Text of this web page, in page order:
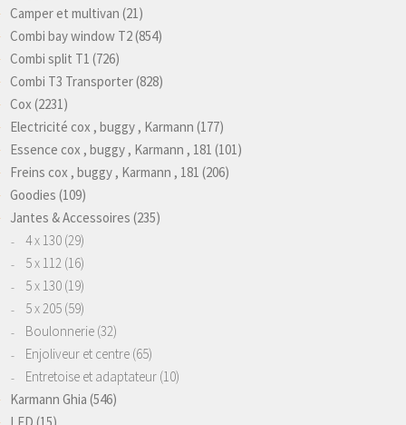
Camper et multivan (21)
Combi bay window T2(854)
Combi split T1 (726)
Combi T3 Transporter(828)
Cox(2231)
Electricité cox , buggy , Karmann (177)
Essence cox , buggy , Karmann , 181 (101)
Freins cox , buggy , Karmann , 181 (206)
Goodies (109)
Jantes & Accessoires (235)
4 x 130 (29)
5 x 112 (16)
5 x 130 (19)
5 x 205 (59)
Boulonnerie (32)
Enjoliveur et centre (65)
Entretoise et adaptateur (10)
Karmann Ghia (546)